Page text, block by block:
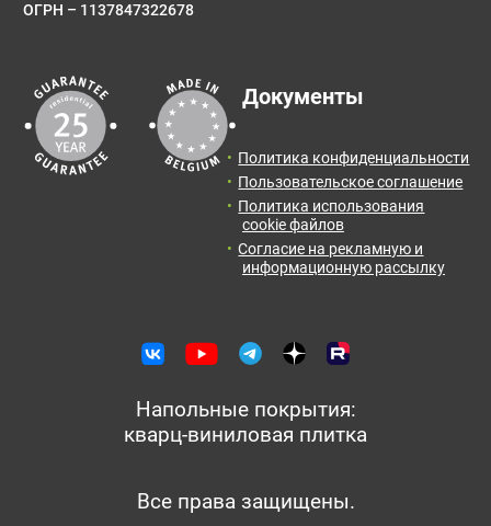
ОГРН – 1137847322678
Документы
Политика конфиденциальности
Пользовательское соглашение
Политика использования
cookie файлов
Согласие на рекламную и
информационную рассылку
Напольные покрытия:
кварц-виниловая плитка
Все права защищены.